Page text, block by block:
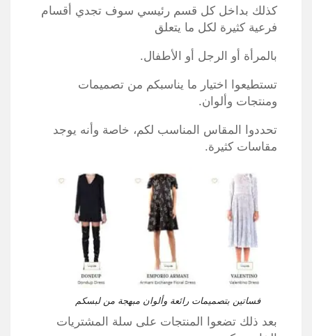
كذلك بداخل كل قسم رئيسي سوف تجدي أقسام
فرعية كثيرة لكل ما يتعلق
بالمرأة أو الرجل أو الأطفال.
تستطيعوا اختيار ما يناسبكم من تصميمات
ومنتجات وألوان.
تحددوا المقاس المناسب لكم، خاصة وأنه يوجد
مقاسات كثيرة.
فساتين بتصميمات رائعة وألوان مبهجة من لبسكم
بعد ذلك تضعوا المنتجات على سلة المشتريات